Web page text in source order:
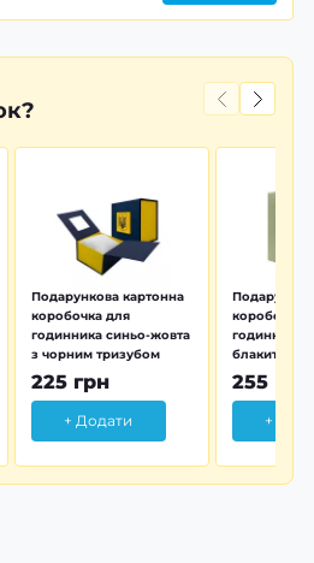
Подарункова картонна
коробочка для
годинника синьо-жовта
з чорним тризубом
225 грн
+ Додати
коробочка
годинника
блакитна
255 грн
+